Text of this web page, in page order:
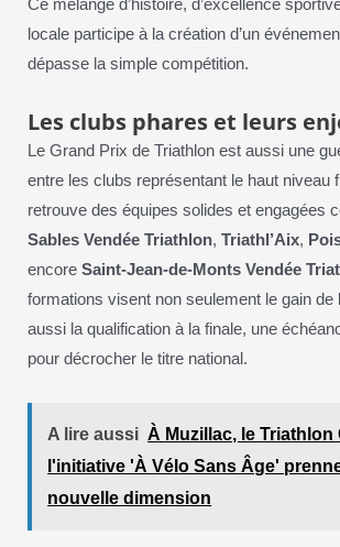
Ce mélange d’histoire, d’excellence
locale participe à la création d’un
dépasse la simple compétition.
Les clubs phares et leurs
Le Grand Prix de Triathlon est aussi une
entre les clubs représentant le haut niveau
retrouve des équipes solides et engagées
Sables Vendée Triathlon, Triathl’Aix,
encore Saint-Jean-de-Monts Vendée
formations visent non seulement le gain de
aussi la qualification à la finale, une
pour décrocher le titre national.
A lire aussi À Muzillac, le Triathlon
l'initiative 'À Vélo Sans Âge'
nouvelle dimension